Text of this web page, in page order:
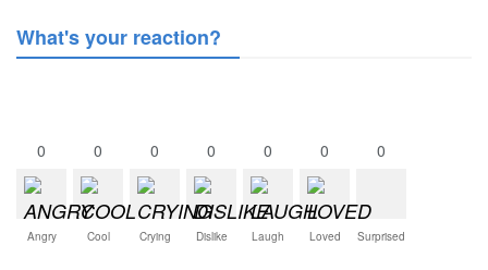
What's your reaction?
0
Angry
0
Cool
0
Crying
0
Dislike
0
Laugh
0
Loved
0
Surprised